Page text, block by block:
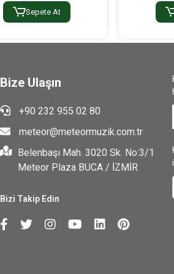
Sepete At
Bize Ulaşın
+90 232 955 02 80
meteor@meteormuzik.com.tr
Belenbaşı Mah. 3020 Sk. No:3/1
Meteor Plaza BUCA / İZMİR
Bizi Takip Edin